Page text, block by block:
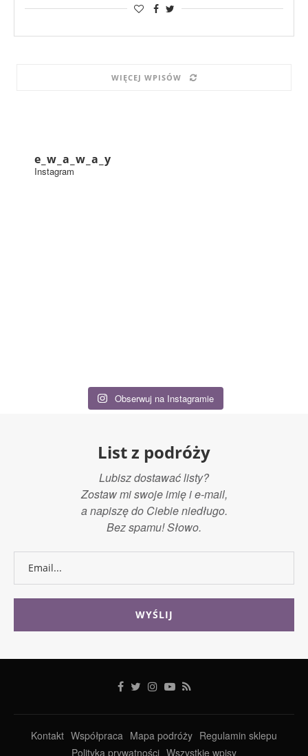
WIĘCEJ WPISÓW
e_w_a_w_a_y
Instagram
Obserwuj na Instagramie
List z podróży
Lubisz dostawać listy?
Zostaw mi swoje imię i e-mail,
a napiszę do Ciebie niedługo.
Bez spamu! Słowo.
Kontakt Współpraca Mapa podróży Regulamin sklepu
Polityka prywatności Wszystkie wpisy